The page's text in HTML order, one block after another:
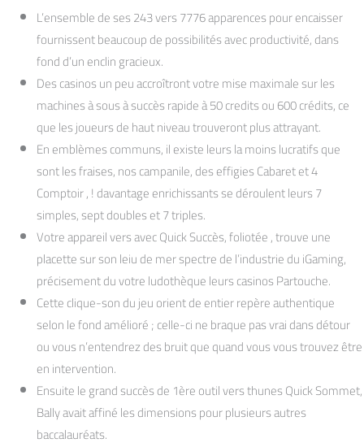
L’ensemble de ses 243 vers 7776 apparences pour encaisser
fournissent beaucoup de possibilités avec productivité, dans
fond d’un enclin gracieux.
Des casinos un peu accroîtront votre mise maximale sur les
machines à sous à succès rapide à 50 credits ou 600 crédits, ce
que les joueurs de haut niveau trouveront plus attrayant.
En emblèmes communs, il existe leurs la moins lucratifs que
sont les fraises, nos campanile, des effigies Cabaret et 4
Comptoir , ! davantage enrichissants se déroulent leurs 7
simples, sept doubles et 7 triples.
Votre appareil vers avec Quick Succès, foliotée , trouve une
placette sur son leiu de mer spectre de l’industrie du iGaming,
précisement du votre ludothèque leurs casinos Partouche.
Cette clique-son du jeu orient de entier repère authentique
selon le fond amélioré ; celle-ci ne braque pas vrai dans détour
ou vous n’entendrez des bruit que quand vous vous trouvez être
en intervention.
Ensuite le grand succès de 1ère outil vers thunes Quick Sommet,
Bally avait affiné les dimensions pour plusieurs autres
baccalauréats.